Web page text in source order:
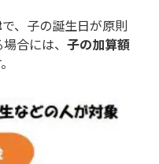
で、子の誕生日が原則
合には、 子の加算額